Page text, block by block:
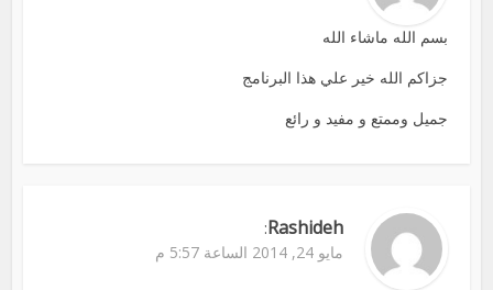
بسم الله ماشاء الله
جزاكم الله خير علي هذا البرنامج
جميل وممتع و مفيد و رائع
Rashideh
:
مايو 24, 2014 الساعة 5:57 م